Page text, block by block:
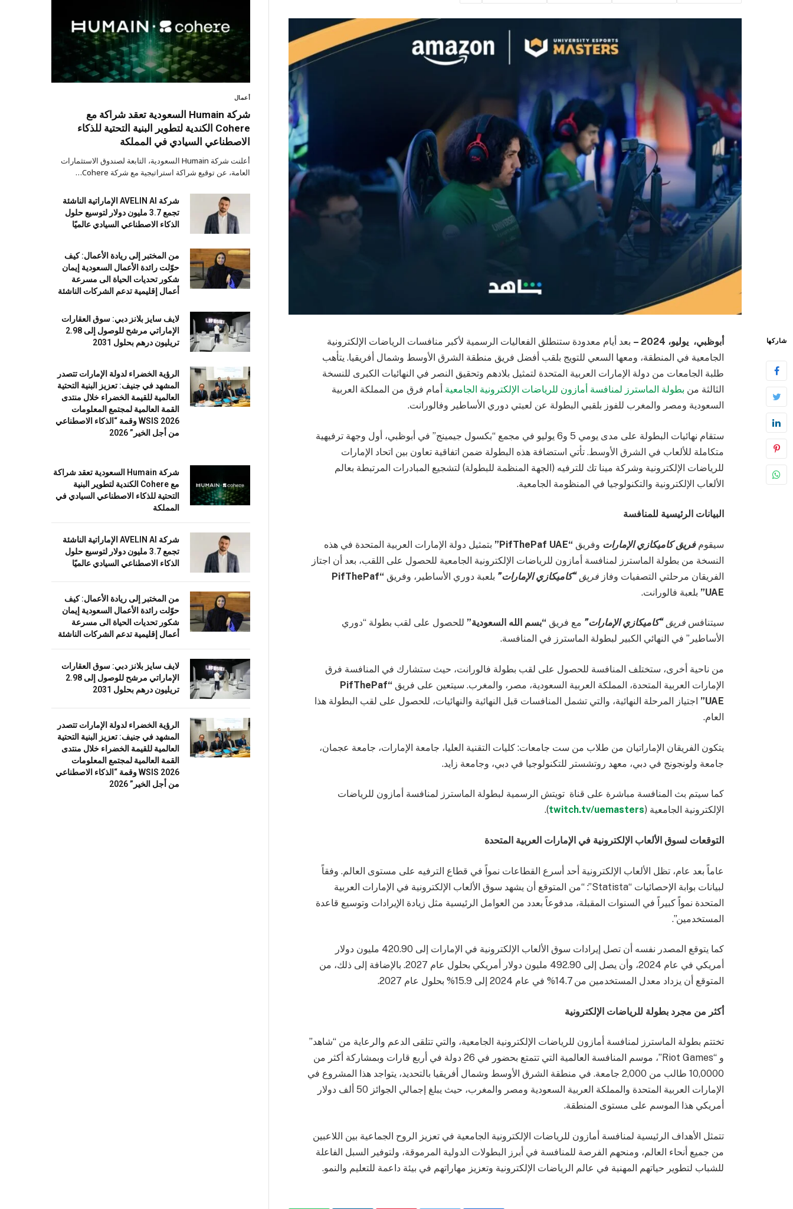
شاركها أبوظبي، يوليو، 2024 –
بعد أيام معدودة ستنطلق الفعاليات الرسمية لأكبر منافسات الرياضات الإلكترونية
الجامعية في المنطقة، ومعها السعي للتويج بلقب أفضل فريق منطقة الشرق الأوسط وشمال أفريقيا. يتأهب
طلبة الجامعات من دولة الإمارات العربية المتحدة لتمثيل بلادهم وتحقيق النصر في النهائيات الكبرى للنسخة
الثالثة من بطولة الماسترز لمنافسة أمازون للرياضات الإلكترونية الجامعية أمام فرق من المملكة العربية
السعودية ومصر والمغرب للفوز بلقبي البطولة عن لعبتي دوري الأساطير وفالورانت.
ستقام نهائيات البطولة على مدى يومي 5 و6 يوليو في مجمع “بكسول جيمينج” في أبوظبي، أول وجهة ترفيهية
متكاملة للألعاب في الشرق الأوسط. تأتي استضافة هذه البطولة ضمن اتفاقية تعاون بين اتحاد الإمارات
للرياضات الإلكترونية وشركة مينا تك للترفيه (الجهة المنظمة للبطولة) لتشجيع المبادرات المرتبطة بعالم
الألعاب الإلكترونية والتكنولوجيا في المنظومة الجامعية.
البيانات الرئيسية للمنافسة
سيقومفريق كاميكازي الإمارات وفريق “PifThePaf UAE”
بتمثيل دولة الإمارات العربية المتحدة في هذه
النسخة من بطولة الماسترز لمنافسة أمازون للرياضات الإلكترونية الجامعية للحصول على اللقب، بعد أن اجتاز
الفريقان مرحلتي التصفيات وفازفريق “كاميكازي الإمارات” بلعبة دوري الأساطير، وفريق
“PifThePaf
UAE”
بلعبة فالورانت.
سيتنافسفريق “كاميكازي الإمارات” مع فريق “بسم الله السعودية” للحصول على لقب بطولة “دوري
الأساطير” في النهائي الكبير لبطولة الماسترز في المنافسة.
من ناحية أخرى، ستختلف المنافسة للحصول على لقب بطولة فالورانت، حيث ستشارك في المنافسة فرق
الإمارات العربية المتحدة، المملكة العربية السعودية، مصر، والمغرب. سيتعين على فريق
“PifThePaf
UAE”
اجتياز المرحلة النهائية، والتي تشمل المنافسات قبل النهائية والنهائيات، للحصول على لقب البطولة هذا
العام.
يتكون الفريقان الإماراتيان من طلاب من ست جامعات: كليات التقنية العليا، جامعة الإمارات، جامعة عجمان،
جامعة ولونجونج في دبي، معهد روتشستر للتكنولوجيا في دبي، وجامعة زايد.
كما سيتم بث المنافسة مباشرة على قناة تويتش الرسمية لبطولة الماسترز لمنافسة أمازون للرياضات
الإلكترونية الجامعية (twitch.tv/uemasters
).
التوقعات لسوق الألعاب الإلكترونية في الإمارات العربية المتحدة
عاماً بعد عام، تظل الألعاب الإلكترونية أحد أسرع القطاعات نمواً في قطاع الترفيه على مستوى العالم. وفقاً
لبيانات بوابة الإحصائيات “Statista”: “من المتوقع أن يشهد سوق الألعاب الإلكترونية في الإمارات العربية
المتحدة نمواً كبيراً في السنوات المقبلة، مدفوعاً بعدد من العوامل الرئيسية مثل زيادة الإيرادات وتوسيع قاعدة
المستخدمين”.
كما يتوقع المصدر نفسه أن تصل إيرادات سوق الألعاب الإلكترونية في الإمارات إلى 420.90 مليون دولار
أمريكي في عام 2024، وأن يصل إلى 492.90 مليون دولار أمريكي بحلول عام 2027. بالإضافة إلى ذلك، من
المتوقع أن يزداد معدل المستخدمين من 14.7% في عام 2024 إلى 15.9% بحلول عام 2027.
أكثر من مجرد بطولة للرياضات الإلكترونية
تختتم بطولة الماسترز لمنافسة أمازون للرياضات الإلكترونية الجامعية، والتي تتلقى الدعم والرعاية من “شاهد”
و “Riot Games”، موسم المنافسة العالمية التي تتمتع بحضور في 26 دولة في أربع قارات وبمشاركة أكثر من
10,0000 طالب من 2,000 جامعة. في منطقة الشرق الأوسط وشمال أفريقيا بالتحديد، يتواجد هذا المشروع في
الإمارات العربية المتحدة والمملكة العربية السعودية ومصر والمغرب، حيث يبلغ إجمالي الجوائز 50 ألف دولار
أمريكي هذا الموسم على مستوى المنطقة.
تتمثل الأهداف الرئيسية لمنافسة أمازون للرياضات الإلكترونية الجامعية في تعزيز الروح الجماعية بين اللاعبين
من جميع أنحاء العالم، ومنحهم الفرصة للمنافسة في أبرز البطولات الدولية المرموقة، ولتوفير السبل الفاعلة
للشباب لتطوير حياتهم المهنية في عالم الرياضات الإلكترونية وتعزيز مهاراتهم في بيئة داعمة للتعليم والنمو.
أعمال
شركة Humain السعودية تعقد شراكة مع
Cohere الكندية لتطوير البنية التحتية للذكاء
الاصطناعي السيادي في المملكة
أعلنت شركة Humain السعودية، التابعة لصندوق الاستثمارات
العامة، عن توقيع شراكة استراتيجية مع شركة Cohere…
شركة AVELIN AI الإماراتية الناشئة
تجمع 3.7 مليون دولار لتوسيع حلول
الذكاء الاصطناعي السيادي عالميًا
من المختبر إلى ريادة الأعمال: كيف
حوّلت رائدة الأعمال السعودية إيمان
شكور تحديات الحياة الى مسرعة
أعمال إقليمية تدعم الشركات الناشئة
لايف سايز بلانز دبي: سوق العقارات
الإماراتي مرشح للوصول إلى 2.98
تريليون درهم بحلول 2031
الرؤية الخضراء لدولة الإمارات تتصدر
المشهد في جنيف: تعزيز البنية التحتية
العالمية للقيمة الخضراء خلال منتدى
القمة العالمية لمجتمع المعلومات
WSIS 2026 وقمة “الذكاء الاصطناعي
من أجل الخير” 2026
شركة Humain السعودية تعقد شراكة
مع Cohere الكندية لتطوير البنية
التحتية للذكاء الاصطناعي السيادي في
المملكة
شركة AVELIN AI الإماراتية الناشئة
تجمع 3.7 مليون دولار لتوسيع حلول
الذكاء الاصطناعي السيادي عالميًا
من المختبر إلى ريادة الأعمال: كيف
حوّلت رائدة الأعمال السعودية إيمان
شكور تحديات الحياة الى مسرعة
أعمال إقليمية تدعم الشركات الناشئة
لايف سايز بلانز دبي: سوق العقارات
الإماراتي مرشح للوصول إلى 2.98
تريليون درهم بحلول 2031
الرؤية الخضراء لدولة الإمارات تتصدر
المشهد في جنيف: تعزيز البنية التحتية
العالمية للقيمة الخضراء خلال منتدى
القمة العالمية لمجتمع المعلومات
WSIS 2026 وقمة “الذكاء الاصطناعي
من أجل الخير” 2026